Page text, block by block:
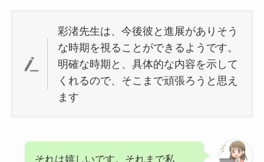
彩渚先生は、今後彼と進展がありそう
な時期を視ることができるようです。
明確な時期と、具体的な内容を示して
くれるので、そこまで頑張ろうと思え
ます
それは嬉しいです。それまで私